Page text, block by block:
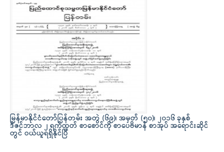
မြန်မာနိုင်ငံတော်ပြန်တမ်း အတွဲ (၆၉)၊ အမှတ် (၅၀)၊ ၂၀၁၆ ခုနှစ်
ဒီဇင်ဘာလ ၂ ရက်ထုတ် စာစောင်ကို စာပေဗိမာန် စာအုပ် အရောင်းဆိုင်
တွင် ဝယ်ယူရရှိနိုင်ပြီ